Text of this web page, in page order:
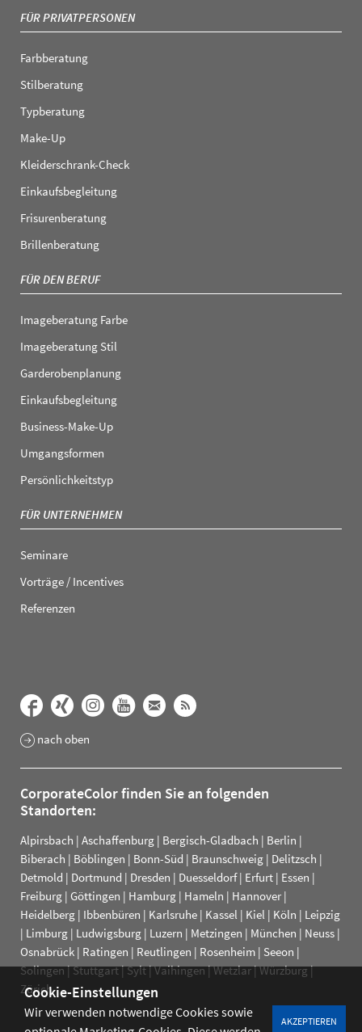
Cookie-Einstellungen
Wir verwenden notwendige Cookies sowie
AKZEPTIEREN
FÜR PRIVATPERSONEN
Farbberatung
Stilberatung
Typberatung
Make-Up
Kleiderschrank-Check
Einkaufsbegleitung
Frisurenberatung
Brillenberatung
FÜR DEN BERUF
Imageberatung Farbe
Imageberatung Stil
Garderobenplanung
Einkaufsbegleitung
Business-Make-Up
Umgangsformen
Persönlichkeitstyp
FÜR UNTERNEHMEN
Seminare
Vorträge / Incentives
Referenzen
nach oben
CorporateColor finden Sie an folgenden
Standorten:
Alpirsbach | Aschaffenburg | Bergisch-Gladbach | Berlin |
Biberach | Böblingen | Bonn-Süd | Braunschweig | Delitzsch |
Detmold | Dortmund | Dresden | Duesseldorf| Erfurt | Essen |
Freiburg | Göttingen | Hamburg | Hameln | Hannover |
Heidelberg | Ibbenbüren | Karlsruhe | Kassel | Kiel | Köln | Leipzig
| Limburg | Ludwigsburg | Luzern | Metzingen | München | Neuss |
Osnabrück | Ratingen | Reutlingen | Rosenheim | Seeon |
Solingen|Stuttgart|Sylt|Vaihingen|Wetzlar|Würzburg|
Zürich